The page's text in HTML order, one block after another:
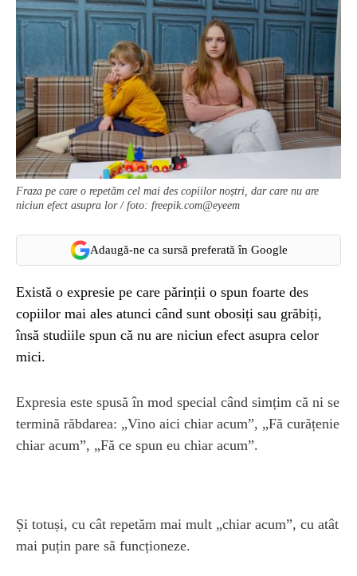
Fraza pe care o repetăm ​​cel mai des copiilor noștri, dar care nu are
niciun efect asupra lor / foto: freepik.com@eyeem
Adaugă-ne ca sursă preferată în Google
Există o expresie pe care părinții o spun foarte des
copiilor mai ales atunci când sunt obosiți sau grăbiți,
însă studiile spun că nu are niciun efect asupra celor
mici.
Expresia este spusă în mod special când simțim că ni se
termină răbdarea: „Vino aici chiar acum”, „Fă curățenie
chiar acum”, „Fă ce spun eu chiar acum”.
Și totuși, cu cât repetăm ​​mai mult „chiar acum”, cu atât
mai puțin pare să funcționeze.